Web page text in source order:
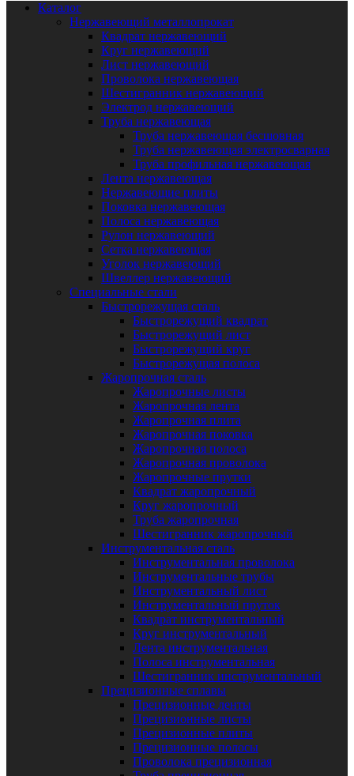
Каталог
Нержавеющий металлопрокат
Квадрат нержавеющий
Круг нержавеющий
Лист нержавеющий
Проволока нержавеющая
Шестигранник нержавеющий
Электрод нержавеющий
Труба нержавеющая
Труба нержавеющая бесшовная
Труба нержавеющая электросварная
Труба профильная нержавеющая
Лента нержавеющая
Нержавеющие плиты
Поковка нержавеющая
Полоса нержавеющая
Рулон нержавеющий
Сетка нержавеющая
Уголок нержавеющий
Швеллер нержавеющий
Специальные стали
Быстрорежущая сталь
Быстрорежущий квадрат
Быстрорежущий лист
Быстрорежущий круг
Быстрорежущая полоса
Жаропрочная сталь
Жаропрочные листы
Жаропрочная лента
Жаропрочная плита
Жаропрочная поковка
Жаропрочная полоса
Жаропрочная проволока
Жаропрочные прутки
Квадрат жаропрочный
Круг жаропрочный
Труба жаропрочная
Шестигранник жаропрочный
Инструментальная сталь
Инструментальная проволока
Инструментальные трубы
Инструментальный лист
Инструментальный пруток
Квадрат инструментальный
Круг инструментальный
Лента инструментальная
Полоса инструментальная
Шестигранник инструментальный
Прецизионные сплавы
Прецизионные ленты
Прецизионные листы
Прецизионные плиты
Прецизионные полосы
Проволока прецизионная